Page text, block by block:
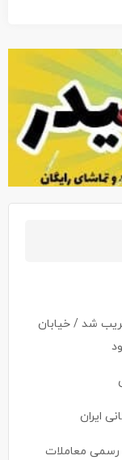
شد / خیابان
ایران
رسمی معاملات